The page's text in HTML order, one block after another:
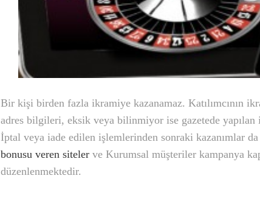
Bir kişi birden fazla ikramiye kazanamaz. Katılımcının
adres bilgileri, eksik veya bilinmiyor ise gazetede
İptal veya iade edilen işlemlerinden sonraki kazanımlar
bonusu veren siteler ve Kurumsal müşteriler kampanya
düzenlenmektedir.